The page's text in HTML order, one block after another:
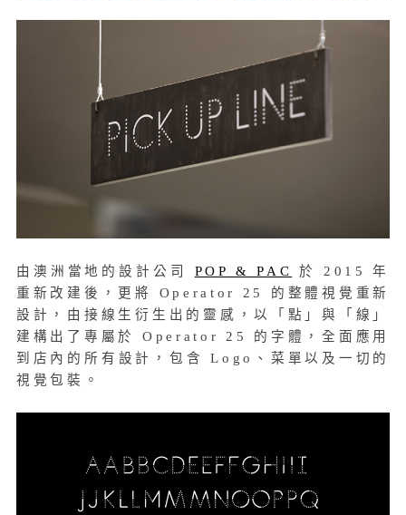
由澳洲當地的設計公司 POP & PAC
於 2015 年
重新改建後，更將 Operator 25 的整體視覺重新
設計，由接線生衍生出的靈感，以「點」與「線」
建構出了專屬於 Operator 25 的字體，全面應用
到店內的所有設計，包含 Logo、菜單以及一切的
視覺包裝。